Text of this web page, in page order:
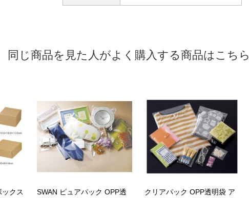
同じ商品を見た人がよく購入する商品はこちら
クス
SWAN ピュアパック OPP透
クリアパック OPP透明袋 ア